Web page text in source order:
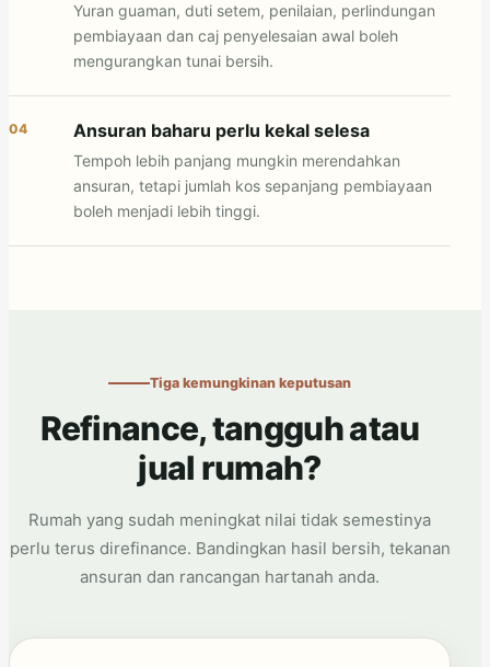
Yuran guaman, duti setem, penilaian, perlindungan
pembiayaan dan caj penyelesaian awal boleh
mengurangkan tunai bersih.
04 Ansuran baharu perlu kekal selesa
Tempoh lebih panjang mungkin merendahkan
ansuran, tetapi jumlah kos sepanjang pembiayaan
boleh menjadi lebih tinggi.
Tiga kemungkinan keputusan
Refinance, tangguh atau
jual rumah?
Rumah yang sudah meningkat nilai tidak semestinya
perlu terus direfinance. Bandingkan hasil bersih, tekanan
ansuran dan rancangan hartanah anda.